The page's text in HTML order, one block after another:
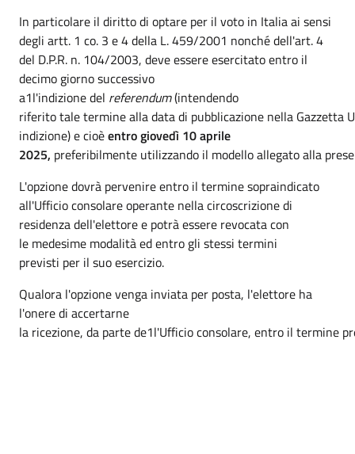
In particolare il diritto di optare per il voto in Italia ai sensi
degli artt. 1 co. 3 e 4 della L. 459/2001 nonché dell'art. 4
del D.P.R. n. 104/2003, deve essere esercitato entro il
decimo giorno successivo
a1l'indizione del referendum(intendendo
riferito tale termine alla data di pubblicazione nella Gazzetta
indizione) e cioèentro giovedì 10 aprile
2025, preferibilmente utilizzando il modello allegato alla
L'opzione dovrà pervenire entro il termine sopraindicato
all'Ufficio consolare operante nella circoscrizione di
residenza dell'elettore e potrà essere revocata con
le medesime modalità ed entro gli stessi termini
previsti per il suo esercizio.
Qualora l'opzione venga inviata per posta, l'elettore ha
l'onere di accertarne
la ricezione, da parte de1l'Ufficio consolare, entro il termine